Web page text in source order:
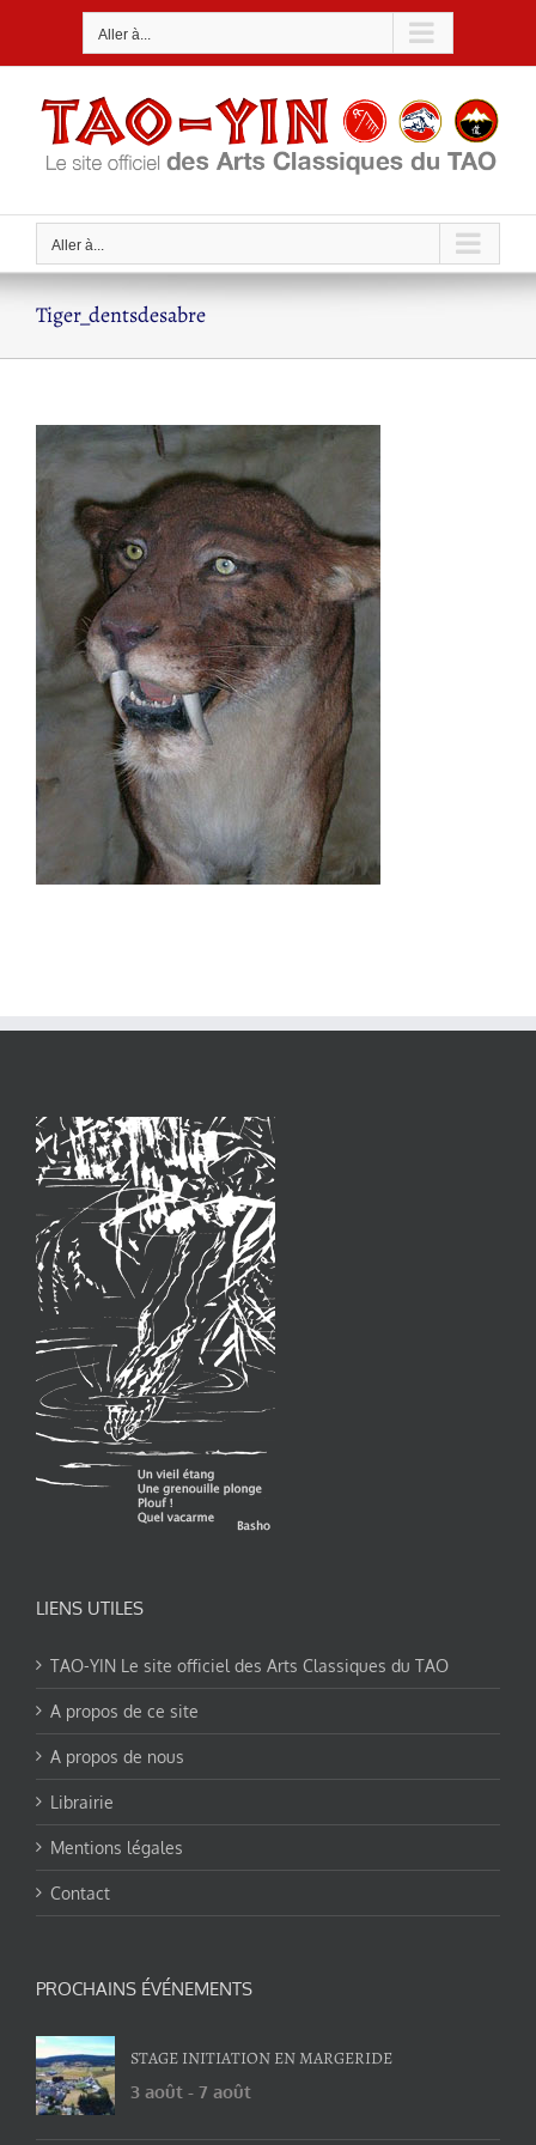
Aller à...
Aller à...
Tiger_dentsdesabre
LIENS UTILES
TAO-YIN Le site officiel des Arts Classiques du TAO
A propos de ce site
A propos de nous
Librairie
Mentions légales
Contact
PROCHAINS ÉVÉNEMENTS
STAGE INITIATION EN MARGERIDE
3 août - 7 août